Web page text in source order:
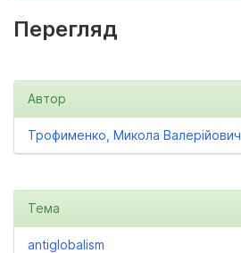
Перегляд
Автор
Трофименко, Микола Валерійович
Тема
antiglobalism